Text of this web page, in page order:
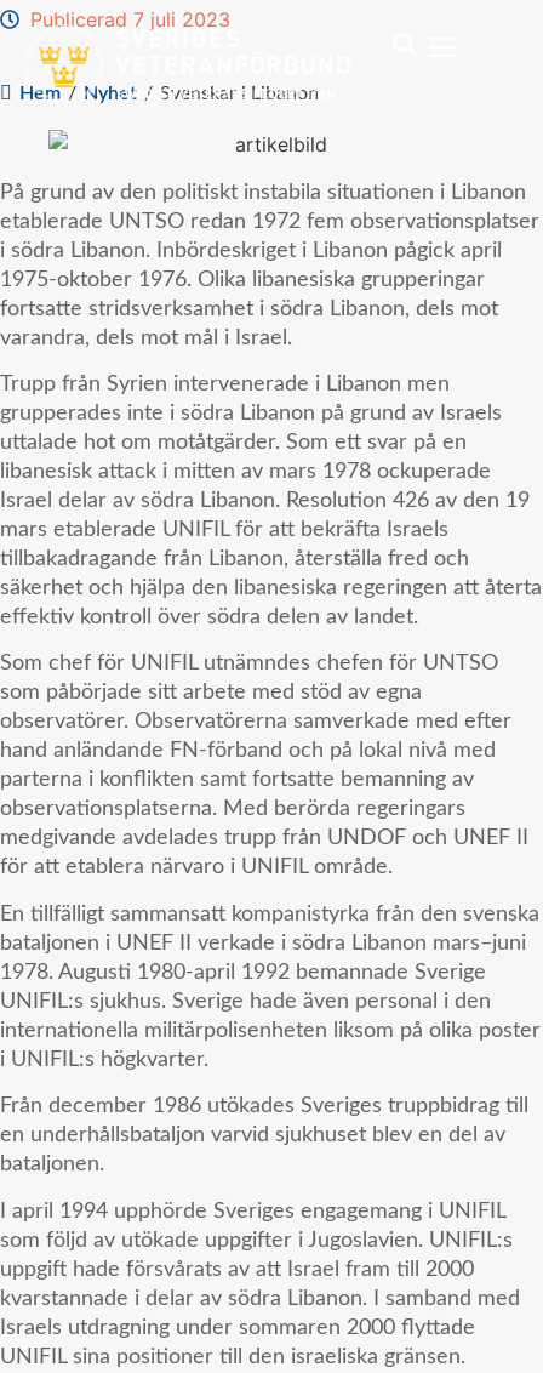
Publicerad 7 juli 2023
Hem/ Nyhet / Svenskar i Libanon
På grund av den politiskt instabila situationen i Libanon
etablerade UNTSO redan 1972 fem observationsplatser
i södra Libanon. Inbördeskriget i Libanon pågick april
1975-oktober 1976. Olika libanesiska grupperingar
fortsatte stridsverksamhet i södra Libanon, dels mot
varandra, dels mot mål i Israel.
Trupp från Syrien intervenerade i Libanon men
grupperades inte i södra Libanon på grund av Israels
uttalade hot om motåtgärder. Som ett svar på en
libanesisk attack i mitten av mars 1978 ockuperade
Israel delar av södra Libanon. Resolution 426 av den 19
mars etablerade UNIFIL för att bekräfta Israels
tillbakadragande från Libanon, återställa fred och
säkerhet och hjälpa den libanesiska regeringen att återta
effektiv kontroll över södra delen av landet.
Som chef för UNIFIL utnämndes chefen för UNTSO
som påbörjade sitt arbete med stöd av egna
observatörer. Observatörerna samverkade med efter
hand anländande FN-förband och på lokal nivå med
parterna i konflikten samt fortsatte bemanning av
observationsplatserna. Med berörda regeringars
medgivande avdelades trupp från UNDOF och UNEF II
för att etablera närvaro i UNIFIL område.
En tillfälligt sammansatt kompanistyrka från den svenska
bataljonen i UNEF II verkade i södra Libanon mars–juni
1978. Augusti 1980-april 1992 bemannade Sverige
UNIFIL:s sjukhus. Sverige hade även personal i den
internationella militärpolisenheten liksom på olika poster
i UNIFIL:s högkvarter.
Från december 1986 utökades Sveriges truppbidrag till
en underhållsbataljon varvid sjukhuset blev en del av
bataljonen.
I april 1994 upphörde Sveriges engagemang i UNIFIL
som följd av utökade uppgifter i Jugoslavien. UNIFIL:s
uppgift hade försvårats av att Israel fram till 2000
kvarstannade i delar av södra Libanon. I samband med
Israels utdragning under sommaren 2000 flyttade
UNIFIL sina positioner till den israeliska gränsen.